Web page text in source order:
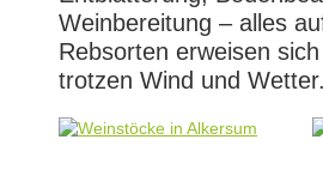
Weinbereitung – alles
Rebsorten erweisen
trotzen Wind und